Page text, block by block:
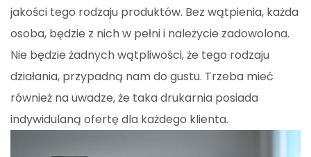
jakości tego rodzaju produktów. Bez wątpienia, każda
osoba, będzie z nich w pełni i należycie zadowolona.
Nie będzie żadnych wątpliwości, że tego rodzaju
działania, przypadną nam do gustu. Trzeba mieć
również na uwadze, że taka drukarnia posiada
indywidulaną ofertę dla każdego klienta.